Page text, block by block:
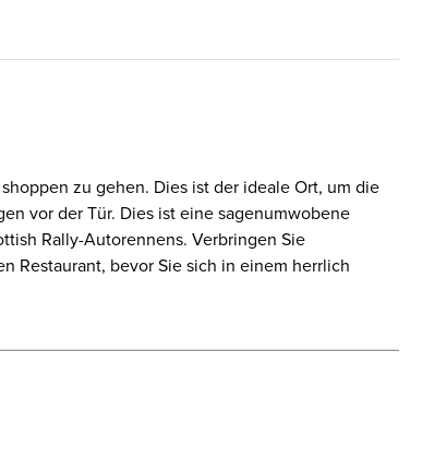
zu gehen. Dies ist der ideale Ort, um die
vor der Tür. Dies ist eine sagenumwobene
Rally-Autorennens. Verbringen Sie
Restaurant, bevor Sie sich in einem herrlich